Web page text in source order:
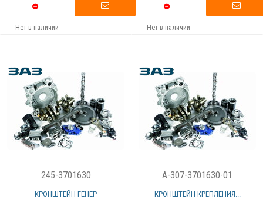
Нет в наличии Нет в наличии
245-3701630
КРОНШТЕЙН ГЕНЕР
A-307-3701630-01
КРОНШТЕЙН КРЕПЛЕНИЯ...